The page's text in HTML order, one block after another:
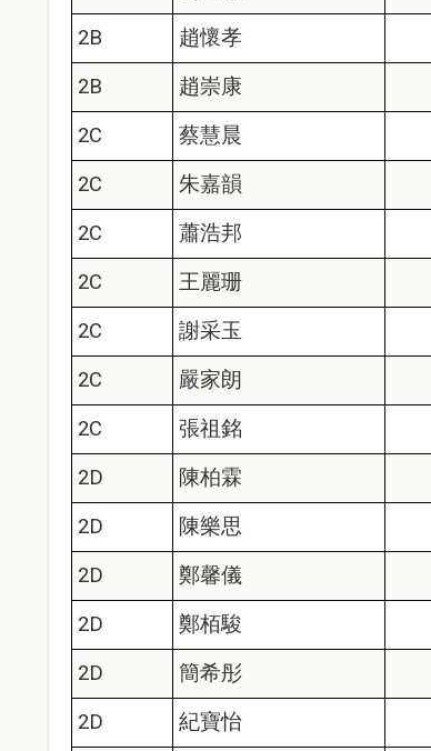
2B
趙懷孝
2B
趙崇康
2C
蔡慧晨
2C
朱嘉韻
2C
蕭浩邦
2C
王麗珊
2C
謝采玉
2C
嚴家朗
2C
張祖銘
2D
陳柏霖
2D
陳樂思
2D
鄭馨儀
2D
鄭栢駿
2D
簡希彤
2D
紀寶怡